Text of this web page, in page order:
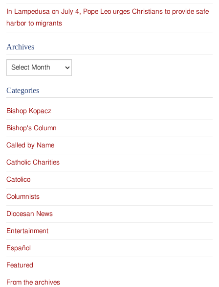
In Lampedusa on July 4, Pope Leo urges Christians to provide safe
harbor to migrants
Archives
Archives
Categories
Bishop Kopacz
Bishop's Column
Called by Name
Catholic Charities
Catolico
Columnists
Diocesan News
Entertainment
Español
Featured
From the archives